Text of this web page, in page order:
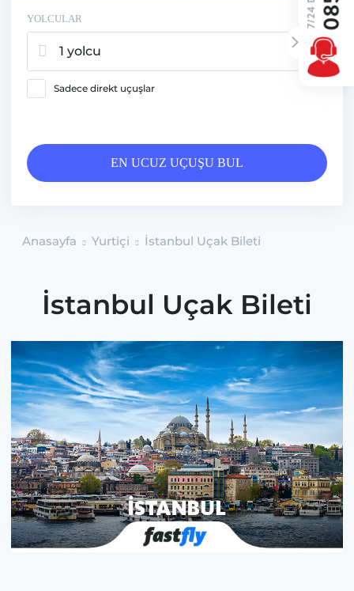
YOLCULAR
1 yolcu
Sadece direkt uçuşlar
EN UCUZ UÇUŞU BUL
Anasayfa Yurtiçi İstanbul Uçak Bileti
İstanbul Uçak Bileti